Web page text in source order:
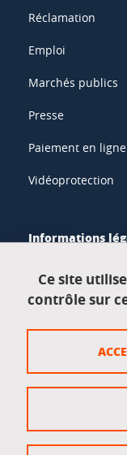
Réclamation
Emploi
Marchés publics
Presse
Paiement en ligne
Vidéoprotection
Informations
Données
Crédits
Gestion des
Ce site
contrôle sur